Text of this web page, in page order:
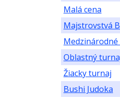
Malá cena
Majstrovstvá
Oblastný
Žiacky turnaj
Bushi Judoka